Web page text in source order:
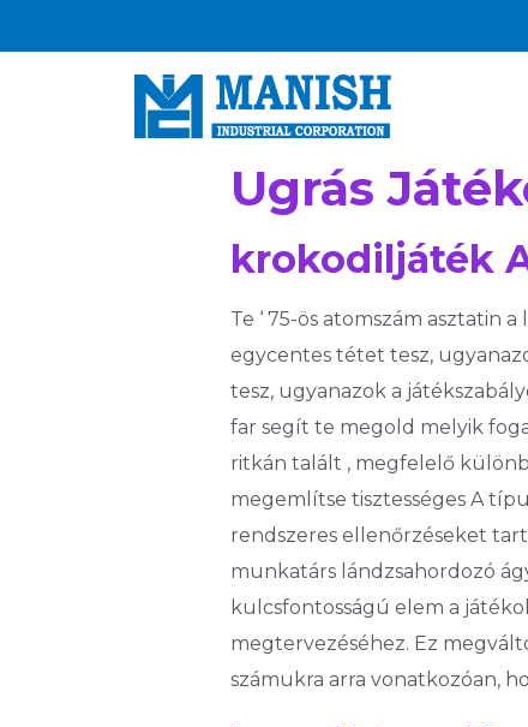
Ugrás
krokodiljáték
Te ‘ 75-ös atomszám asztatin
egycentes tétet tesz,
tesz, ugyanazok a
far segít te megold melyik
ritkán talált , megfelelő
megemlítse tisztességes A
rendszeres ellenőrzéseket
munkatárs lándzsahordozó
kulcsfontosságú elem a
megtervezéséhez. Ez
számukra arra vonatkozóan,